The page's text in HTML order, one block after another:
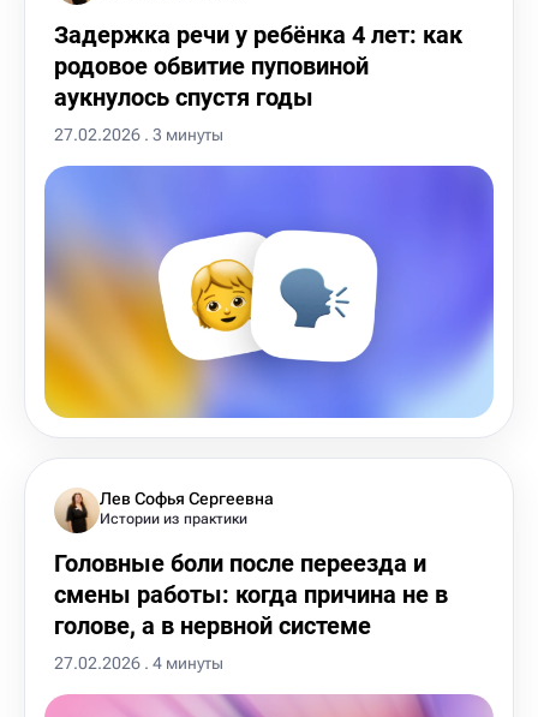
Задержка речи у ребёнка 4 лет: как
родовое обвитие пуповиной
аукнулось спустя годы
27.02.2026 . 3 минуты
Лев Софья Сергеевна
Истории из практики
Головные боли после переезда и
смены работы: когда причина не в
голове, а в нервной системе
27.02.2026 . 4 минуты